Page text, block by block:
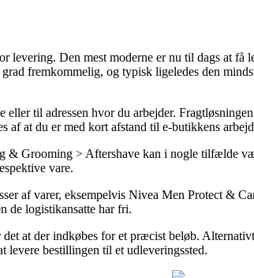
Den mest moderne er nu til dags at få
fremkommelig, og typisk ligeledes den
til adressen hvor du arbejder.
at du er med kort afstand til e-butikkens
& Grooming > Aftershave kan i nogle tilfælde
vare.
af varer, eksempelvis Nivea Men Protect &
de logistikansatte har fri.
at der indkøbes for et præcist beløb.
levere bestillingen til et udleveringssted.